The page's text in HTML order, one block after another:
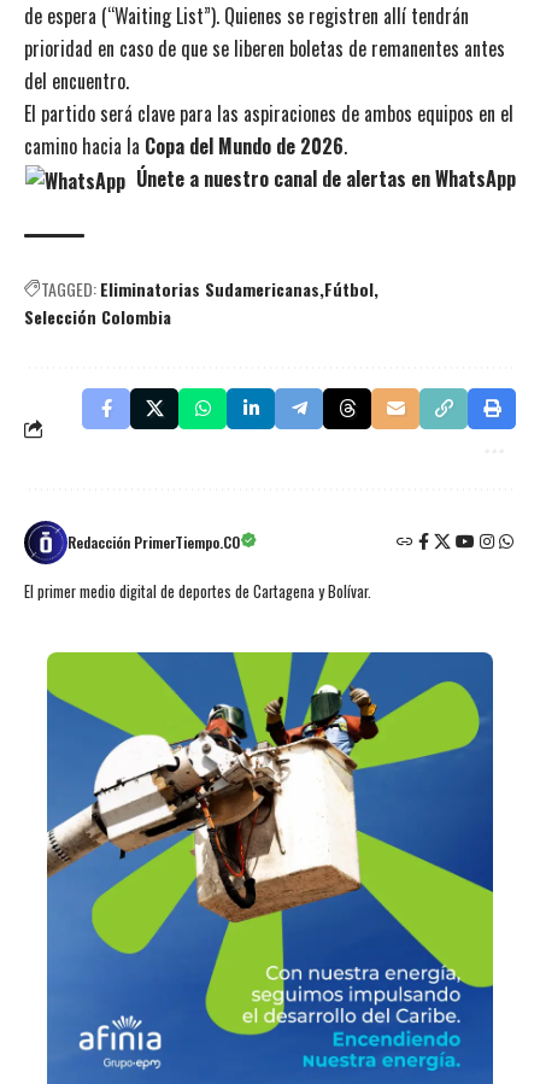
de espera (“Waiting List”). Quienes se registren allí tendrán
prioridad en caso de que se liberen boletas de remanentes antes
del encuentro.
El partido será clave para las aspiraciones de ambos equipos en el
camino hacia la Copa del Mundo de 2026.
Únete a nuestro canal de alertas en WhatsApp
TAGGED:Eliminatorias Sudamericanas Fútbol
Selección Colombia
Redacción PrimerTiempo.CO
El primer medio digital de deportes de Cartagena y Bolívar.